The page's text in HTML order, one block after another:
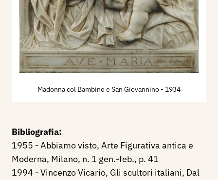
Madonna col Bambino e San Giovannino - 1934
Bibliografia:
1955 - Abbiamo visto, Arte Figurativa antica e
Moderna, Milano, n. 1 gen.-feb., p. 41
1994 - Vincenzo Vicario, Gli scultori italiani, Dal